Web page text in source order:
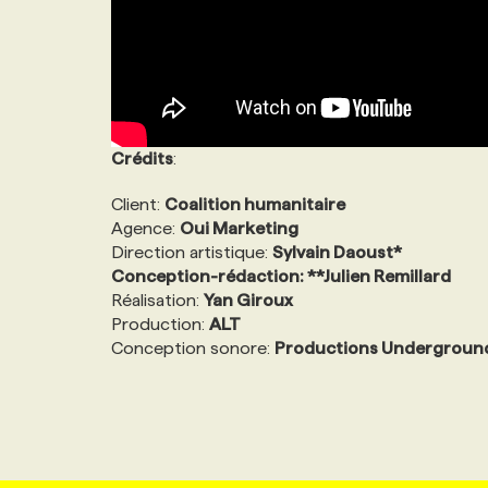
Crédits:
Client: Coalition humanitaire
Agence: Oui Marketing
Direction artistique: Sylvain Daoust*
Conception-rédaction: **Julien Remillard
Réalisation: Yan Giroux
Production: ALT
Conception sonore: Productions